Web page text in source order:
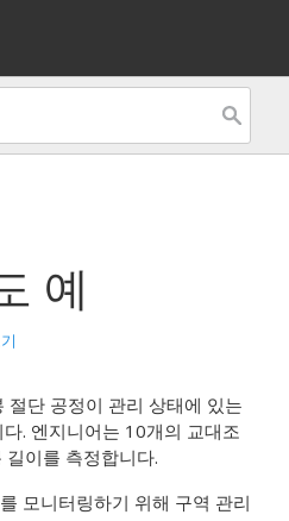
예
절단 공정이 관리 상태에 있는
. 엔지니어는 10개의 교대조
이를 측정합니다.
모니터링하기 위해 구역 관리